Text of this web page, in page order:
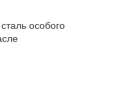
особого